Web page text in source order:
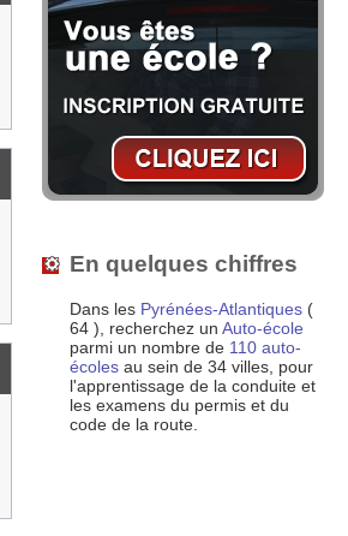
En quelques chiffres
Dans les Pyrénées-Atlantiques (
64 ), recherchez un Auto-école
parmi un nombre de 110 auto-
écoles au sein de 34 villes, pour
l'apprentissage de la conduite et
les examens du permis et du
code de la route.